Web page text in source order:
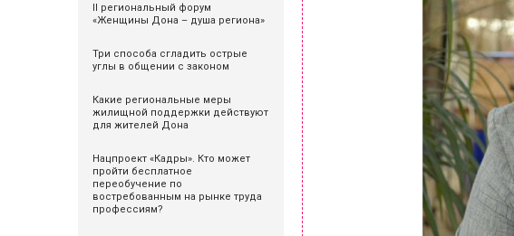
II региональный форум
«Женщины Дона – душа региона»
Три способа сгладить острые
углы в общении с законом
Какие региональные меры
жилищной поддержки действуют
для жителей Дона
Нацпроект «Кадры». Кто может
пройти бесплатное
переобучение по
востребованным на рынке труда
профессиям?